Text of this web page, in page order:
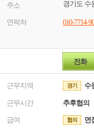
주소
연락처 010-7714-
전화
근무지역 경기 수
근무시간 추후협의
급여 협의 면